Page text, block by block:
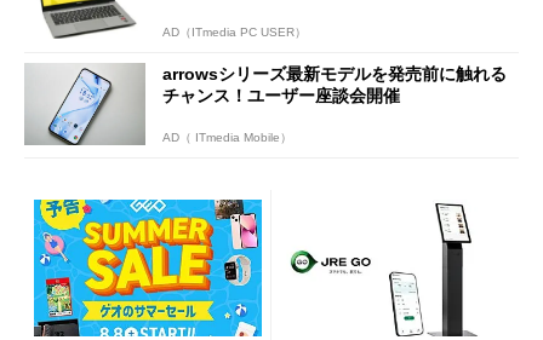
AD（ITmedia PC USER）
arrowsシリーズ最新モデルを発売前に触れる
チャンス！ユーザー座談会開催
AD（ ITmedia Mobile）